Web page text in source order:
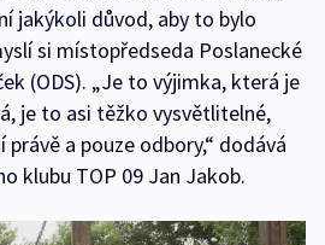
jakýkoli důvod, aby to bylo
si místopředseda Poslanecké
(ODS). „Je to výjimka, která je
je to asi těžko vysvětlitelné,
a pouze odbory,“ dodává
klubu TOP 09 Jan Jakob.